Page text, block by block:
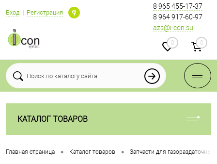
Вход Регистрация
8 965 455-17-37
8 964 917-60-97
azs@i-con.su
0 0
КАТАЛОГ ТОВАРОВ
Главная страница • Каталог товаров • Запчасти для газораздаточных